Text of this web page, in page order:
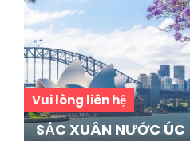
Vui lòng liên hệ
SẮC XUÂN NƯỚC ÚC